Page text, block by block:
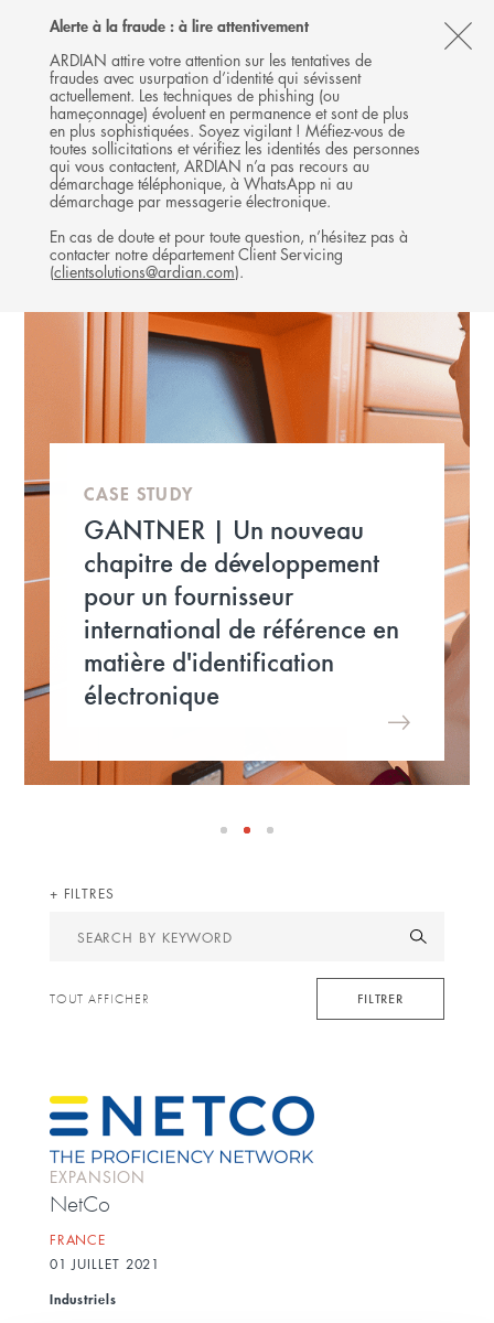
Alerte à la fraude : à lire attentivement
ARDIAN attire votre attention sur les tentatives de
fraudes avec usurpation d’identité qui sévissent
actuellement. Les techniques de phishing (ou
hameçonnage) évoluent en permanence et sont de plus
en plus sophistiquées. Soyez vigilant ! Méfiez-vous de
toutes sollicitations et vérifiez les identités des personnes
qui vous contactent, ARDIAN n’a pas recours au
démarchage téléphonique, à WhatsApp ni au
démarchage par messagerie électronique.
En cas de doute et pour toute question, n’hésitez pas à
contacter notre département Client Servicing
(clientsolutions@ardian.com).
Follow
Ardian
on
X
Follow
Ardian
on
LinkedIn
Follow
Ardian
on
YouTube
Ardian
on
Jobs
on
LinkedIn
MENU
INVESTISSEMENTS
EXPANSION
CASE STUDY
GANTNER | Un nouveau
chapitre de développement
pour un fournisseur
international de référence en
matière d'identification
électronique
FILTRES
Search
keyword
FILTRER
TOUT AFFICHER
EXPANSION
NetCo
FRANCE
01 JUILLET 2021
Industriels